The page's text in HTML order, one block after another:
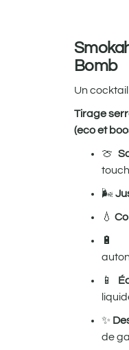
Bomb
Un
Tirage
(eco et
🍈
🌬️
💧
📱
✨
de